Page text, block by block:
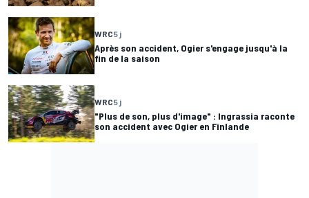
WRC5 j
Après son accident, Ogier s'engage jusqu'à la
fin de la saison
WRC5 j
"Plus de son, plus d'image" : Ingrassia raconte
son accident avec Ogier en Finlande